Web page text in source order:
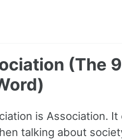
(The
is Association. It
talking about